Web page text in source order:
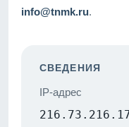
info@tnmk.ru.
СВЕДЕНИЯ
IP-адрес